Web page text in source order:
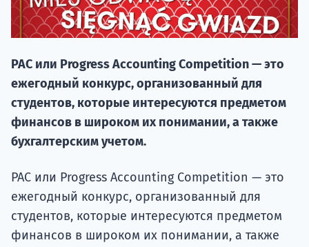
PAC или Progress Accounting Competition — это
ежегодный конкурс, организованный для
студентов, которые интересуются предметом
финансов в широком их понимании, а также
бухгалтерским учетом.
PAC или Progress Accounting Competition — это
ежегодный конкурс, организованный для
студентов, которые интересуются предметом
финансов в широком их понимании, а также